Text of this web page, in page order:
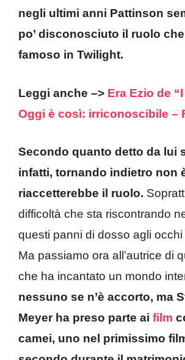
negli ultimi anni Pattinson
po’ disconosciuto il ruolo che
famoso in Twilight.
Leggi anche –> Era Ezio de
Oggi è così: irriconoscibile –
Secondo quanto detto da lui
infatti, tornando indietro non
riaccetterebbe il ruolo.
difficoltà che sta riscontrando
questi panni di dosso agli
Ma passiamo ora all’autrice di
che ha incantato un mondo
nessuno se n’è accorto, ma
Meyer ha preso parte ai film
camei, uno nel primissimo